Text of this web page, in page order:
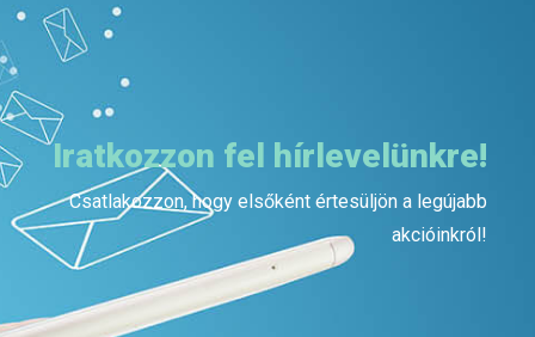
Iratkozzon fel hírlevelünkre!
Csatlakozzon, hogy elsőként értesüljön a legújabb
akcióinkról!